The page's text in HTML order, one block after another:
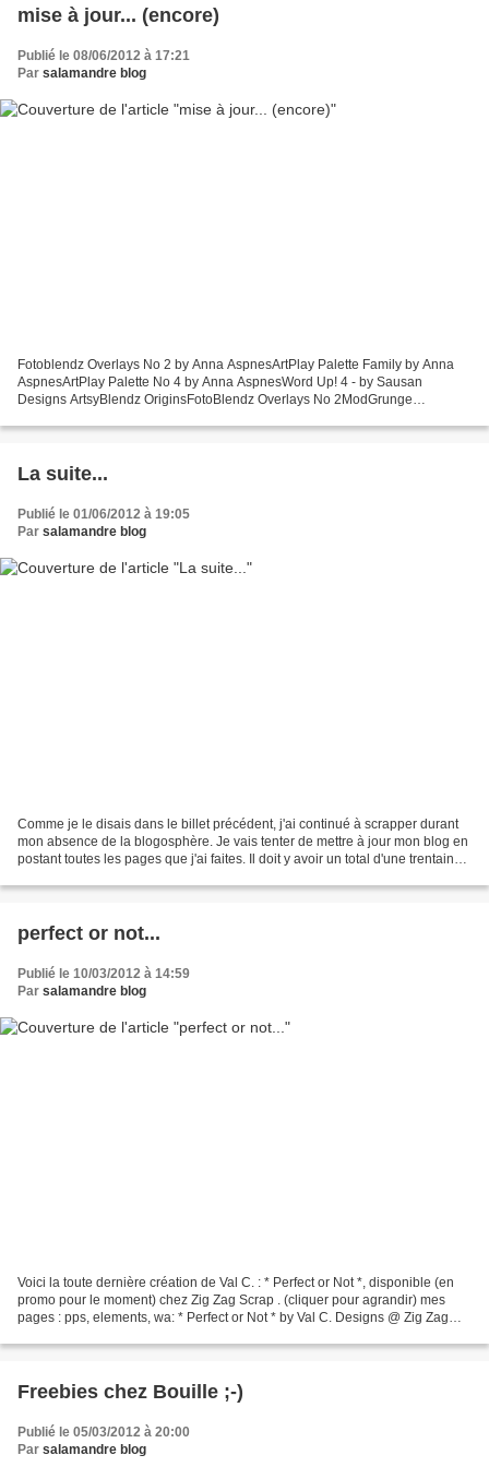
mise à jour... (encore)
Publié le 08/06/2012 à 17:21
Par salamandre blog
Fotoblendz Overlays No 2 by Anna AspnesArtPlay Palette Family by Anna
AspnesArtPlay Palette No 4 by Anna AspnesWord Up! 4 - by Sausan
Designs ArtsyBlendz OriginsFotoBlendz Overlays No 2ModGrunge
La suite...
Publié le 01/06/2012 à 19:05
Par salamandre blog
Comme je le disais dans le billet précédent, j'ai continué à scrapper durant
mon absence de la blogosphère. Je vais tenter de mettre à jour mon blog en
postant toutes les pages que j'ai faites. Il doit y avoir un total d'une trentaine
perfect or not...
Publié le 10/03/2012 à 14:59
Par salamandre blog
Voici la toute dernière création de Val C. : * Perfect or Not *, disponible (en
promo pour le moment) chez Zig Zag Scrap . (cliquer pour agrandir) mes
pages : pps, elements, wa: * Perfect or Not * by Val C. Designs @ Zig Zag
Freebies chez Bouille ;-)
Publié le 05/03/2012 à 20:00
Par salamandre blog